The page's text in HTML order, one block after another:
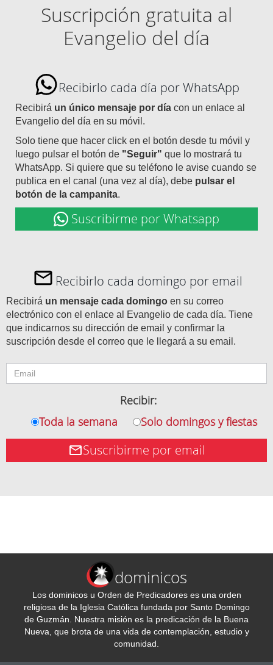
Suscripción gratuita al
Evangelio del día
Recibirlo cada día por WhatsApp
Recibirá un único mensaje por día con un enlace al
Evangelio del día en su móvil.
Solo tiene que hacer click en el botón desde tu móvil y
luego pulsar el botón de "Seguir" que lo mostrará tu
WhatsApp. Si quiere que su teléfono le avise cuando se
publica en el canal (una vez al día), debe pulsar el
botón de la campanita.
Suscribirme por Whatsapp
Recibirlo cada domingo por email
Recibirá un mensaje cada domingo en su correo
electrónico con el enlace al Evangelio de cada día. Tiene
que indicarnos su dirección de email y confirmar la
suscripción desde el correo que le llegará a su email.
Recibir:
Toda la semana
Solo domingos y fiestas
Suscribirme por email
dominicos
Los dominicos u Orden de Predicadores es una orden
religiosa de la Iglesia Católica fundada por Santo Domingo
de Guzmán. Nuestra misión es la predicación de la Buena
Nueva, que brota de una vida de contemplación, estudio y
comunidad.